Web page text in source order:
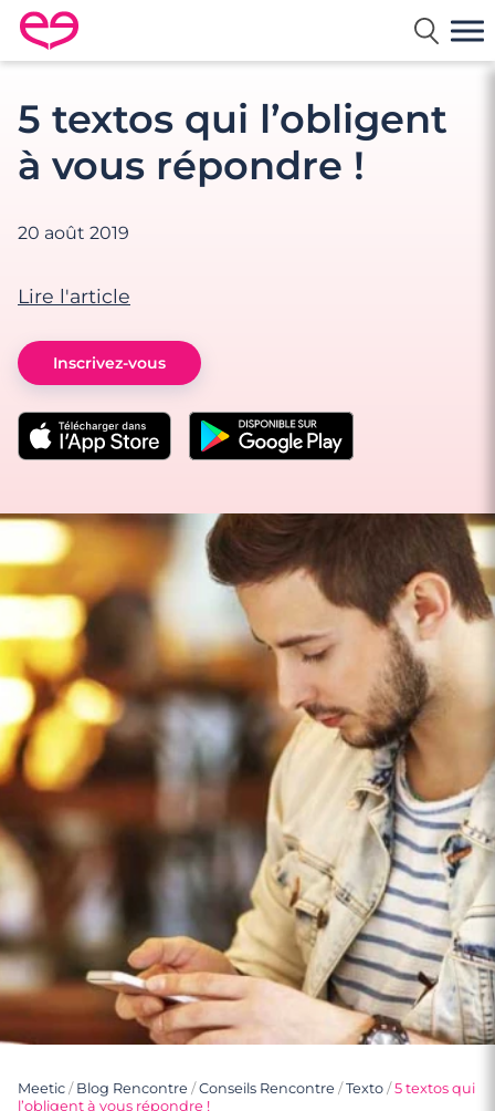
Rencontre en France avec Meetic
5 textos qui l’obligent
à vous répondre !
20 août 2019
Lire l'article
Inscrivez-vous
Meetic / Blog Rencontre /Conseils Rencontre /Texto /5 textos qui
l’obligent à vous répondre !